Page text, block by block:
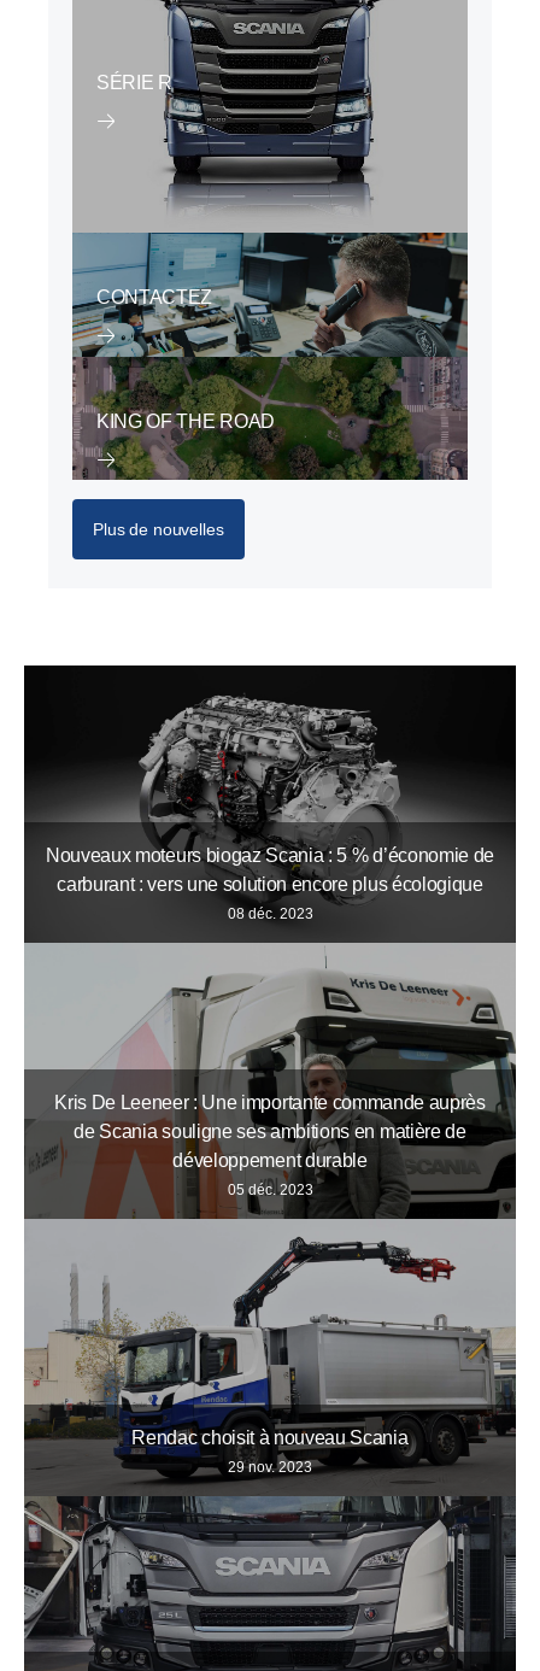
SÉRIE R
CONTACTEZ
KING OF THE ROAD
Plus de nouvelles
Nouveaux moteurs biogaz Scania : 5 % d’économie de
carburant : vers une solution encore plus écologique
08 déc. 2023
Kris De Leeneer : Une importante commande auprès
de Scania souligne ses ambitions en matière de
développement durable
05 déc. 2023
Rendac choisit à nouveau Scania
29 nov. 2023